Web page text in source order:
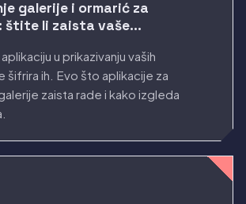
galerije i ormarić za
li zaista vaše
u prikazivanju vaših
šifrira ih. Evo što aplikacije za
zaista rade i kako izgleda